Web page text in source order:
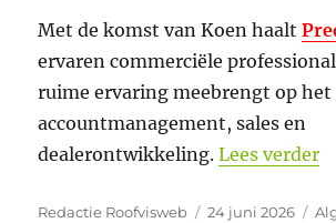
Met de komst van Koen haalt
ervaren commerciële
ruime ervaring meebrengt op het
accountmanagement, sales en
dealerontwikkeling.Lees verder
Auteur
Redactie Roofvisweb
Geplaatst
24 juni 2026